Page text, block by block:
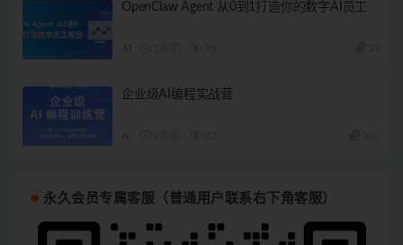
OpenClaw Agent 从0到1打造你的数字AI员工
企业级AI编程实战营
永久会员专属客服（普通用户联系右下角客服）